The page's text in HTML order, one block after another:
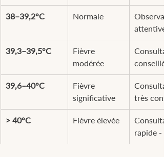
38–39,2°C Normale
attentive
39,3–39,5°C
Fièvre
modérée
39,6–40°C
Fièvre
significative
très
> 40°C Fièvre élevée
rapide -